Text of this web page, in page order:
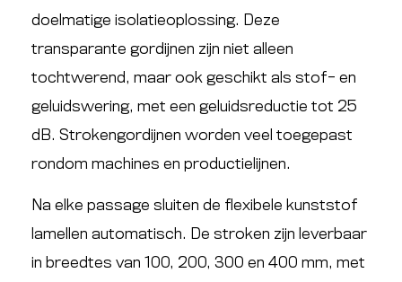
doelmatige isolatieoplossing. Deze
transparante gordijnen zijn niet alleen
tochtwerend, maar ook geschikt als stof- en
geluidswering, met een geluidsreductie tot 25
dB. Strokengordijnen worden veel toegepast
rondom machines en productielijnen.
Na elke passage sluiten de flexibele kunststof
lamellen automatisch. De stroken zijn leverbaar
in breedtes van 100, 200, 300 en 400 mm, met